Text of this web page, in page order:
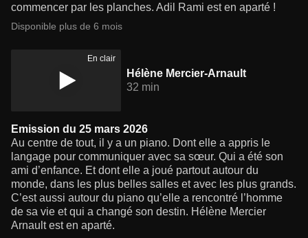
commencer par les planches. Adil Rami est en aparté !
Disponible plus de 6 mois
En clair
Hélène Mercier-Arnault
32 min
Emission du 25 mars 2026
Au centre de tout, il y a un piano. Dont elle a appris le
langage pour communiquer avec sa sœur. Qui a été son
ami d’enfance. Et dont elle a joué partout autour du
monde, dans les plus belles salles et avec les plus grands.
C’est aussi autour du piano qu’elle a rencontré l’homme
de sa vie et qui a changé son destin. Hélène Mercier
Arnault est en aparté.